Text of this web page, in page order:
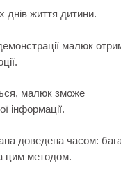
життя дитини.
малюк
малюк зможе
інформації.
доведена часом:
цим методом.